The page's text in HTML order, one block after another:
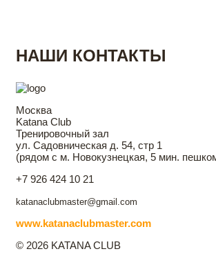
НАШИ КОНТАКТЫ
Москва
Katana Club
Тренировочный зал
ул. Садовническая д. 54, стр 1
(рядом с м. Новокузнецкая, 5 мин.
+7 926 424 10 21
katanaclubmaster@gmail.com
www.katanaclubmaster.com
© 2026 KATANA CLUB